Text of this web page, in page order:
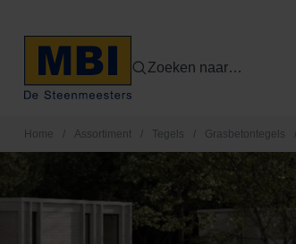
Zoeken naar…
Home / Assortiment / Tegels / Grasbetontegels /